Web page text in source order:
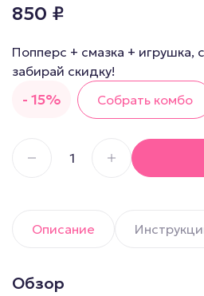
850 ₽
- 15%
Попперс + смазка + игрушка,
забирай скидку!
Собрать комбо
Описание
Обзор